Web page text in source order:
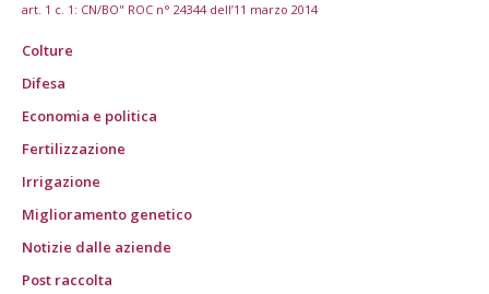
art. 1 c. 1: CN/BO" ROC n° 24344 dell’11 marzo 2014
Colture
Difesa
Economia e politica
Fertilizzazione
Irrigazione
Miglioramento genetico
Notizie dalle aziende
Post raccolta